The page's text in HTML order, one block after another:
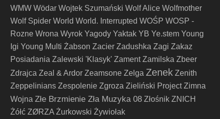
WMW Wödar Wojtek Szumański Wolf Alice Wolfmother
Wolf Spider World World. Interrupted WOŚP WOSP -
Rozne Wrona Wyrok Yagody Yaktak YB Ye.stem Young
Igi Young Multi Żabson Zacier Zadushka Zagi Zakaz
Posiadania Zalewski 'Klasyk' Zament Zamilska Zbeer
Zdrajca Zeal & Ardor Zeamsone Zelga Zenek Zenith
Zeppelinians Zespolenie Zgroza Zieliński Project Zimna
Wojna Złe Brzmienie Zła Muzyka 08 Złośnik ZNICH
Żółć ZØRZA Żurkowski Żywiołak